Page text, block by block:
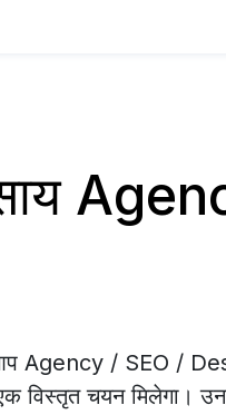
आप Agency / SEO /
विस्तृत चयन मिलेगा।